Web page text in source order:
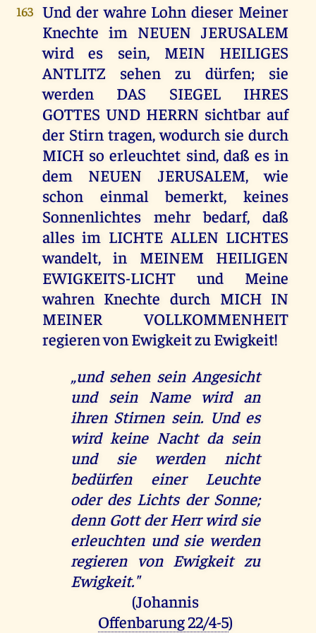
163 Und der wahre Lohn dieser Meiner
Knechte im NEUEN JERUSALEM
wird es sein, MEIN HEILIGES
ANTLITZ sehen zu dürfen; sie
werden DAS SIEGEL IHRES
GOTTES UND HERRN sichtbar auf
der Stirn tragen, wodurch sie durch
MICH so erleuchtet sind, daß es in
dem NEUEN JERUSALEM, wie
schon einmal bemerkt, keines
Sonnenlichtes mehr bedarf, daß
alles im LICHTE ALLEN LICHTES
wandelt, in MEINEM HEILIGEN
EWIGKEITS-LICHT und Meine
wahren Knechte durch MICH IN
MEINER VOLLKOMMENHEIT
regieren von Ewigkeit zu Ewigkeit!
„und sehen sein Angesicht
und sein Name wird an
ihren Stirnen sein. Und es
wird keine Nacht da sein
und sie werden nicht
bedürfen einer Leuchte
oder des Lichts der Sonne;
denn Gott der Herr wird sie
erleuchten und sie werden
regieren von Ewigkeit zu
Ewigkeit."
(Johannis
Offenbarung 22/4-5)